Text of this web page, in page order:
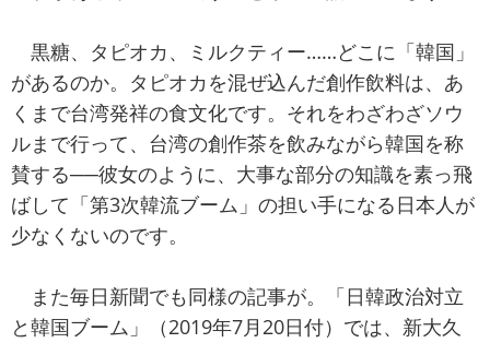
黒糖、タピオカ、ミルクティー……どこに「韓国」
があるのか。タピオカを混ぜ込んだ創作飲料は、あ
くまで台湾発祥の食文化です。それをわざわざソウ
ルまで行って、台湾の創作茶を飲みながら韓国を称
賛する──彼女のように、大事な部分の知識を素っ飛
ばして「第3次韓流ブーム」の担い手になる日本人が
少なくないのです。
また毎日新聞でも同様の記事が。「日韓政治対立
と韓国ブーム」（2019年7月20日付）では、新大久